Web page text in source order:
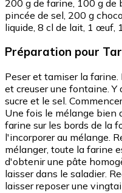
200 g de farine, 100 g de
pincée de sel, 200 g
liquide, 8 cl de lait, 1 œuf,
Préparation pour
Peser et tamiser la
et creuser une fontaine.
sucre et le sel.
Une fois le mélange bien
farine sur les bords de la
l'incorporer au mélange.
mélanger, toute la farine
d'obtenir une pâte
laisser dans le saladier.
laisser reposer une